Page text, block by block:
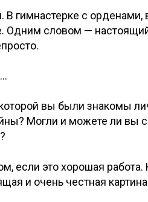
В гимнастерке с
Одним словом —
вы были знакомы
Могли и можете ли вы
если это хорошая
и очень честная